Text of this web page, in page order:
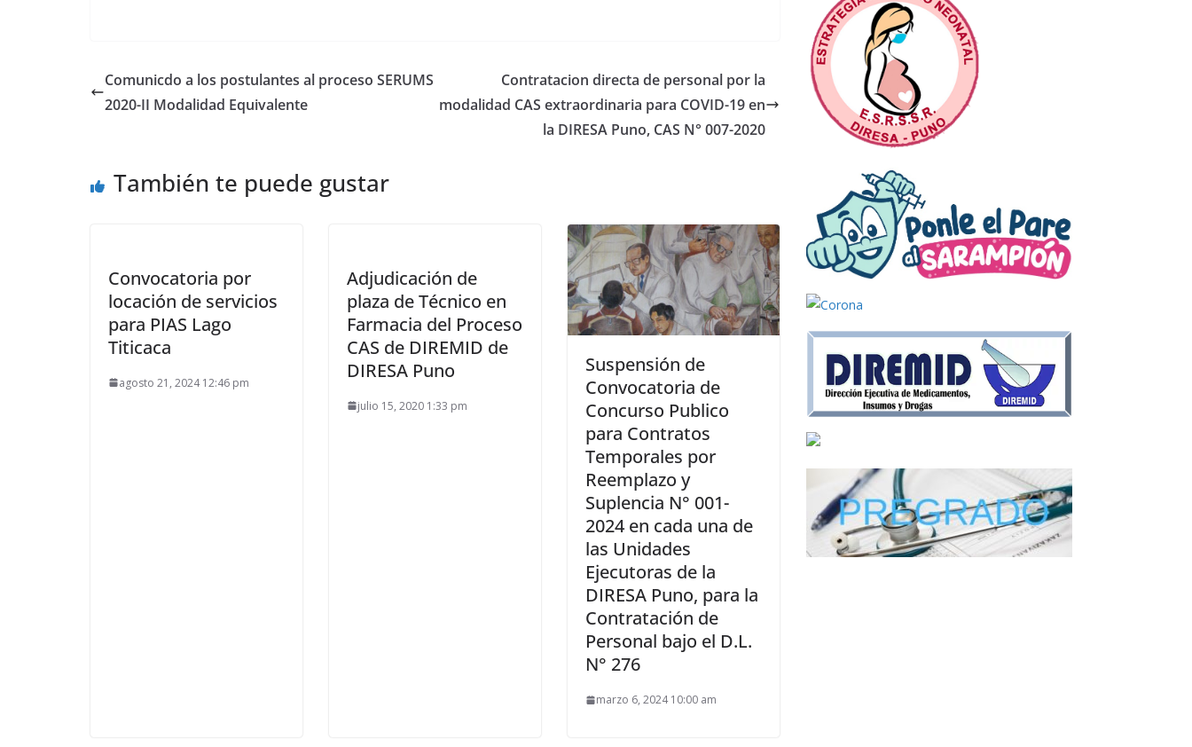
Comunicdo a los postulantes al proceso SERUMS
2020-II Modalidad Equivalente
Contratacion directa de personal por la
modalidad CAS extraordinaria para COVID-19 en
la DIRESA Puno, CAS N° 007-2020
También te puede gustar
Convocatoria por
locación de servicios
para PIAS Lago
Titicaca
agosto 21, 2024 12:46 pm
Adjudicación de
plaza de Técnico en
Farmacia del Proceso
CAS de DIREMID de
DIRESA Puno
julio 15, 2020 1:33 pm
Suspensión de
Convocatoria de
Concurso Publico
para Contratos
Temporales por
Reemplazo y
Suplencia N° 001-
2024 en cada una de
las Unidades
Ejecutoras de la
DIRESA Puno, para la
Contratación de
Personal bajo el D.L.
N° 276
marzo 6, 2024 10:00 am